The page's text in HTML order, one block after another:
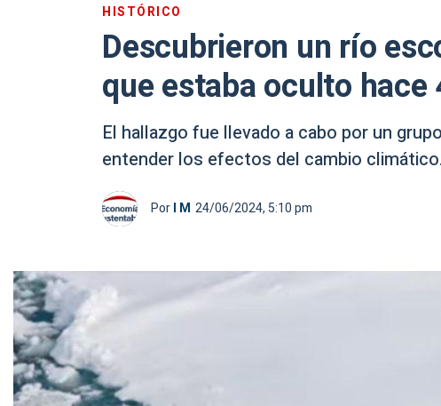
HISTÓRICO
Descubrieron un río
que estaba oculto
El hallazgo fue llevado a cabo por un
entender los efectos del cambio climático.
PorI M 24/06/2024, 5:10 pm